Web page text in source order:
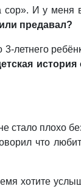
И у меня
предавал?
летнего
история
стало плохо
что
хотите